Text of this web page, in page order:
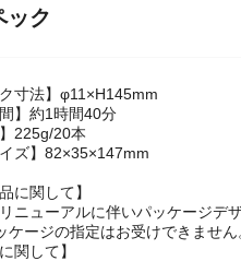
ック
ク寸法】φ11×H145mm
間】約1時間40分
】225g/20本
イズ】82×35×147mm
に関して】
ニューアルに伴いパッケージデ
ケージの指定はお受けできません
関して】